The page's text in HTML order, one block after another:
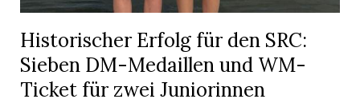
Historischer Erfolg für den SRC:
Sieben DM-Medaillen und WM-
Ticket für zwei Juniorinnen